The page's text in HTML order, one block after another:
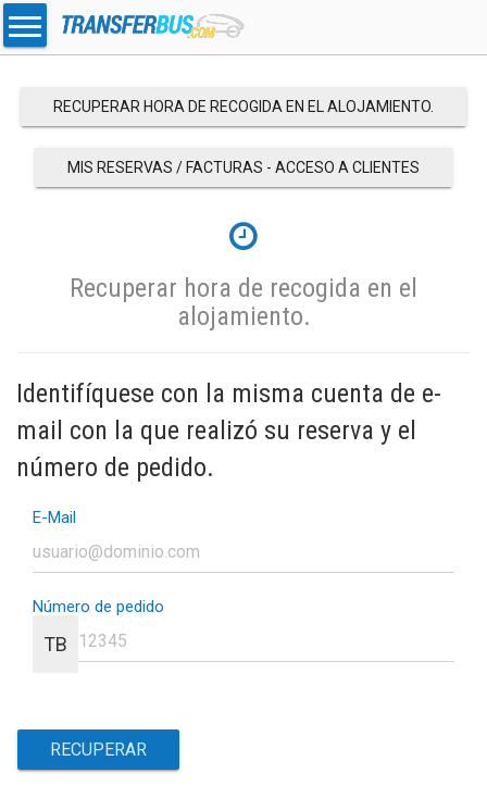
RECUPERAR HORA DE RECOGIDA EN EL ALOJAMIENTO.
MIS RESERVAS / FACTURAS - ACCESO A CLIENTES
Recuperar hora de recogida en el
alojamiento.
Identifíquese con la misma cuenta de e-
mail con la que realizó su reserva y el
número de pedido.
E-Mail
Número de pedido
TB